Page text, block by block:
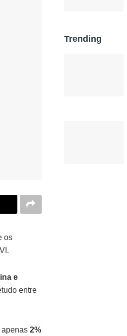
os
e
entre
apenas 2%
Trending